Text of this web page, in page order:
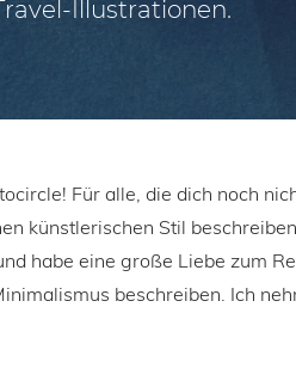
Illustrationen.
Für alle, die dich noch
künstlerischen Stil
habe eine große Liebe zum
beschreiben. Ich